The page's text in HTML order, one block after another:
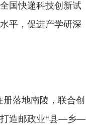
国快递科技创新试
平，促进产学研深
落地南陵，联合创
打造邮政业“县—乡—